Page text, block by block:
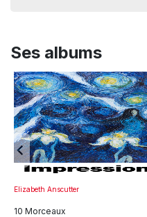
Ses albums
Elizabeth Anscutter
10 Morceaux